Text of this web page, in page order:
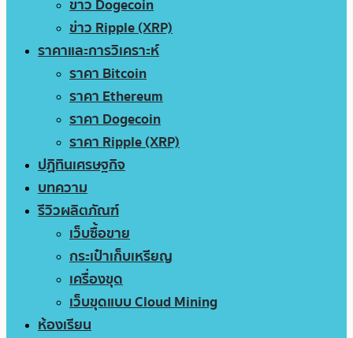
ข่าว Dogecoin
ข่าว Ripple (XRP)
ราคาและการวิเคราะห์
ราคา Bitcoin
ราคา Ethereum
ราคา Dogecoin
ราคา Ripple (XRP)
ปฏิทินเศรษฐกิจ
บทความ
รีวิวผลิตภัณฑ์
เว็บซื้อขาย
กระเป๋าเก็บเหรียญ
เครื่องขุด
เว็บขุดแบบ Cloud Mining
ห้องเรียน